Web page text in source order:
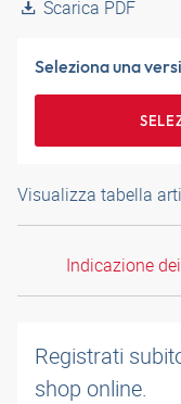
Scarica PDF
Seleziona una
Visualizza tabella
Indicazione
Registrati
shop online.